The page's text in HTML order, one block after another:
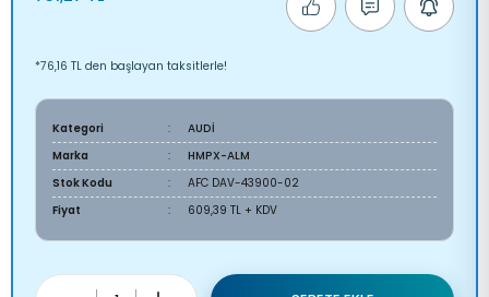
*76,16 TL den başlayan taksitlerle!
Kategori
AUDİ
Marka
HMPX-ALM
Stok Kodu
AFC DAV-43900-02
Fiyat
609,39 TL + KDV